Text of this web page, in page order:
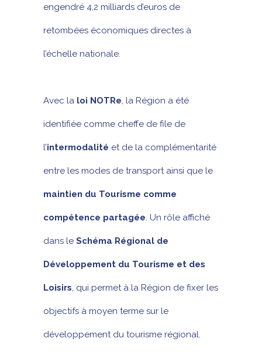
engendré 4,2 milliards d’euros de
retombées économiques directes à
l’échelle nationale.
Avec la loi NOTRe, la Région a été
identifiée comme cheffe de file de
l’intermodalité et de la complémentarité
entre les modes de transport ainsi que le
maintien du Tourisme comme
compétence partagée. Un rôle affiché
dans le Schéma Régional de
Développement du Tourisme et des
Loisirs, qui permet à la Région de fixer les
objectifs à moyen terme sur le
développement du tourisme régional.